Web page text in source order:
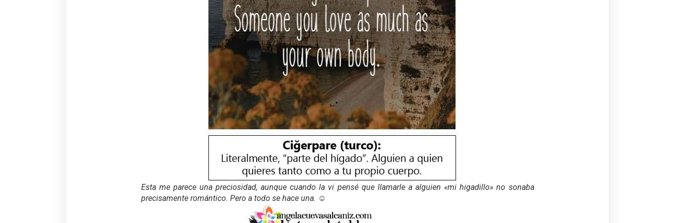
Esta me parece una preciosidad, aunque cuando la vi pensé que llamarle a alguien «mi higadillo» no sonaba
precisamente romántico. Pero a todo se hace una. ☺